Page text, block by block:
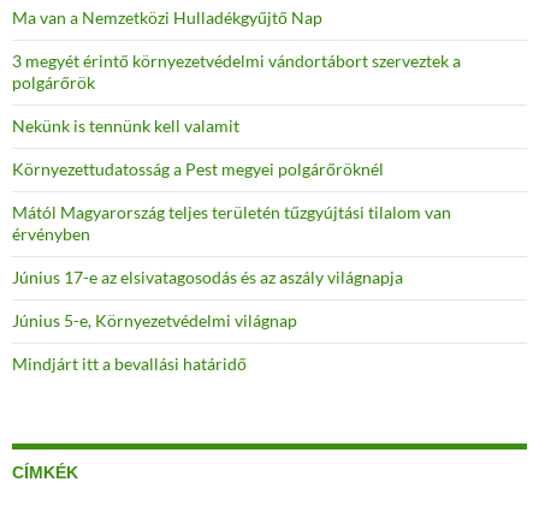
Ma van a Nemzetközi Hulladékgyűjtő Nap
3 megyét érintő környezetvédelmi vándortábort szerveztek a
polgárőrök
Nekünk is tennünk kell valamit
Környezettudatosság a Pest megyei polgárőröknél
Mától Magyarország teljes területén tűzgyújtási tilalom van
érvényben
Június 17-e az elsivatagosodás és az aszály világnapja
Június 5-e, Környezetvédelmi világnap
Mindjárt itt a bevallási határidő
CÍMKÉK